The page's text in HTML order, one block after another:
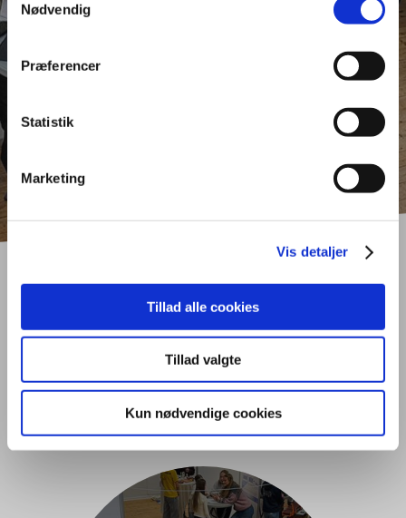
Nødvendig
Præferencer
Statistik
Marketing
Vis detaljer
Tillad alle cookies
Tillad valgte
Kun nødvendige cookies
SE ALLE NYHEDER
Nyheder fra Tradium
Handelsgymnasiet
Randers